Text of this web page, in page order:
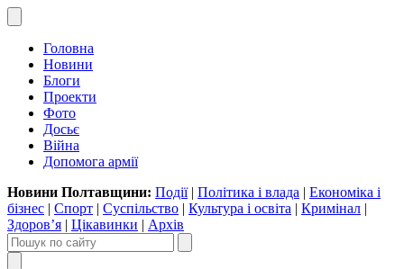
Головна
Новини
Блоги
Проекти
Фото
Досьє
Війна
Допомога армії
Новини Полтавщини: Події| Політика і влада | Економіка і
бізнес | Спорт | Суспільство | Культура і освіта | Кримінал |
Здоров’я | Цікавинки | Архів